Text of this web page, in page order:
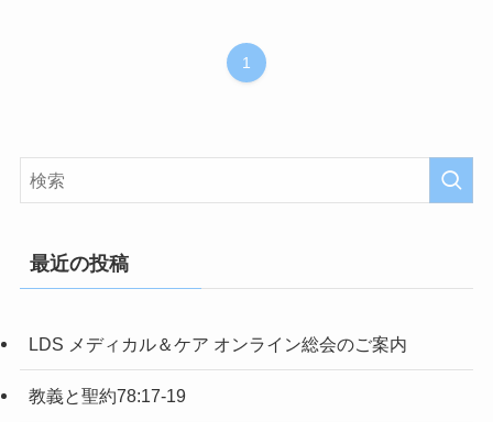
1
最近の投稿
LDS メディカル＆ケア オンライン総会のご案内
教義と聖約78:17-19